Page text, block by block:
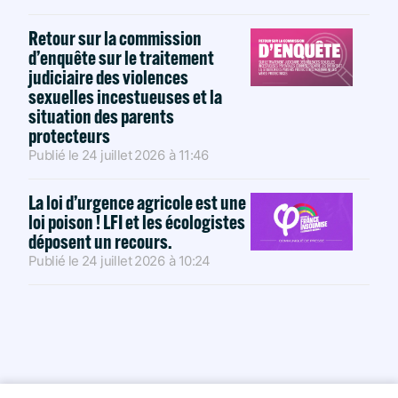
Retour sur la commission
d’enquête sur le traitement
judiciaire des violences
sexuelles incestueuses et la
situation des parents
protecteurs
Publié le 24 juillet 2026 à 11:46
La loi d’urgence agricole est une
loi poison ! LFI et les écologistes
déposent un recours.
Publié le 24 juillet 2026 à 10:24